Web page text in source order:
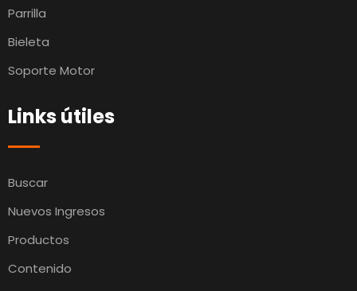
Parrilla
Bieleta
Soporte Motor
Links útiles
Buscar
Nuevos Ingresos
Productos
Contenido